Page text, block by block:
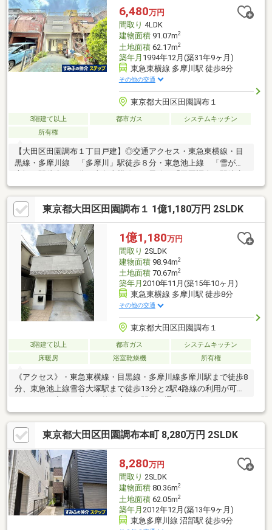
向きバルコニー■カースペース１台分有
6,480万円
間取り 4LDK
建物面積91.07m2
土地面積62.17m2
築年月 1994年12月(築31年9ヶ月)
東急東横線 多摩川駅 徒歩8分
その他の交通
東京都大田区田園調布１
3階建て以上 都市ガス
システムキッチン
所有権
【大田区田園調布１丁目戸建】◎交通アクセス・東急東横線・目
黒線・多摩川線 「多摩川」駅徒歩８分・東急池上線 「雪が谷
１３分◎オススメポイント◇４路線３駅利用可能◇全室２面採光
◇六間通りから一本入った閑静な住宅街◇１９９４年（平成６
年）１２月築◇カースペース有（車種による）
東京都大田区田園調布１ 1億1,180万円 2SLDK
1億1,180万円
間取り 2SLDK
建物面積98.94m2
土地面積70.67m2
築年月 2010年11月(築15年10ヶ月)
東急東横線 多摩川駅 徒歩8分
その他の交通
東京都大田区田園調布１
3階建て以上 都市ガス
システムキッチン
床暖房
浴室乾燥機 所有権
《アクセス》・東急東横線・目黒線・多摩川線多摩川駅まで徒歩8
分、東急池上線雪谷大塚駅まで徒歩13分と2駅4路線の利用が可能
《周辺環境・立地条件》・宅地内は高低差のないフラットな地形
です。《道路・方位等》・対象不動産は北東側幅員4ｍ道路に面す
る。《室内の特徴》・LDKは約20畳あります。
東京都大田区田園調布本町 8,280万円 2SLDK
8,280万円
間取り 2SLDK
建物面積80.36m2
土地面積62.05m2
築年月 2012年12月(築13年9ヶ月)
東急多摩川線 沼部駅 徒歩9分